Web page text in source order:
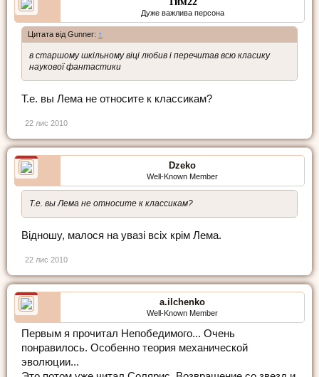
Дуже важлива персона
Цитата від Gunner: ↑
в старшому шкільному віці любив і перечитав всю класику
наукової фантастики
Т.е. вы Лема не относите к классикам?
22 лис 2010
Dzeko
Well-Known Member
Т.е. вы Лема не относите к классикам?
Відношу, малося на увазі всіх крім Лема.
22 лис 2010
a.ilchenko
Well-Known Member
Первым я прочитал Непобедимого... Очень
понравилось. Особенно теория механической
эволюции...